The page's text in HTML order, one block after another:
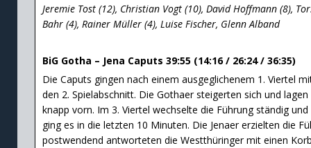
Jeremie Tost (12), Christian Vogt (10), David Hoffmann (8),
Bahr (4), Rainer Müller (4), Luise Fischer, Glenn Alband
BiG Gotha – Jena Caputs 39:55 (14:16 / 26:24 / 36:35)
Die Caputs gingen nach einem ausgeglichenem 1. Viertel
den 2. Spielabschnitt. Die Gothaer steigerten sich und
knapp vorn. Im 3. Viertel wechselte die Führung ständig
ging es in die letzten 10 Minuten. Die Jenaer erzielten die
postwendend antworteten die Westthüringer mit einen